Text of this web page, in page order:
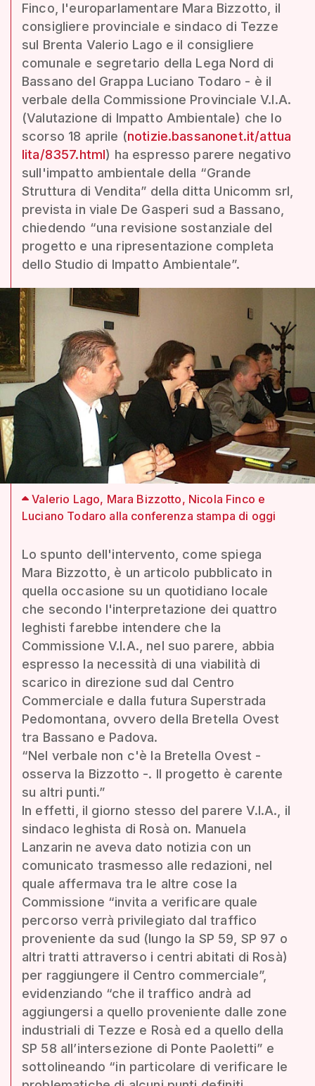
Finco, l'europarlamentare Mara Bizzotto, il
consigliere provinciale e sindaco di Tezze
sul Brenta Valerio Lago e il consigliere
comunale e segretario della Lega Nord di
Bassano del Grappa Luciano Todaro - è il
verbale della Commissione Provinciale V.I.A.
(Valutazione di Impatto Ambientale) che lo
scorso 18 aprile (notizie.bassanonet.it/attua
lita/8357.html) ha espresso parere negativo
sull'impatto ambientale della “Grande
Struttura di Vendita” della ditta Unicomm srl,
prevista in viale De Gasperi sud a Bassano,
chiedendo “una revisione sostanziale del
progetto e una ripresentazione completa
dello Studio di Impatto Ambientale”.
Valerio Lago, Mara Bizzotto, Nicola Finco e
Luciano Todaro alla conferenza stampa di oggi
Lo spunto dell'intervento, come spiega
Mara Bizzotto, è un articolo pubblicato in
quella occasione su un quotidiano locale
che secondo l'interpretazione dei quattro
leghisti farebbe intendere che la
Commissione V.I.A., nel suo parere, abbia
espresso la necessità di una viabilità di
scarico in direzione sud dal Centro
Commerciale e dalla futura Superstrada
Pedomontana, ovvero della Bretella Ovest
tra Bassano e Padova.
“Nel verbale non c'è la Bretella Ovest -
osserva la Bizzotto -. Il progetto è carente
su altri punti.”
In effetti, il giorno stesso del parere V.I.A., il
sindaco leghista di Rosà on. Manuela
Lanzarin ne aveva dato notizia con un
comunicato trasmesso alle redazioni, nel
quale affermava tra le altre cose la
Commissione “invita a verificare quale
percorso verrà privilegiato dal traffico
proveniente da sud (lungo la SP 59, SP 97 o
altri tratti attraverso i centri abitati di Rosà)
per raggiungere il Centro commerciale”,
evidenziando “che il traffico andrà ad
aggiungersi a quello proveniente dalle zone
industriali di Tezze e Rosà ed a quello della
SP 58 all’intersezione di Ponte Paoletti” e
sottolineando “in particolare di verificare le